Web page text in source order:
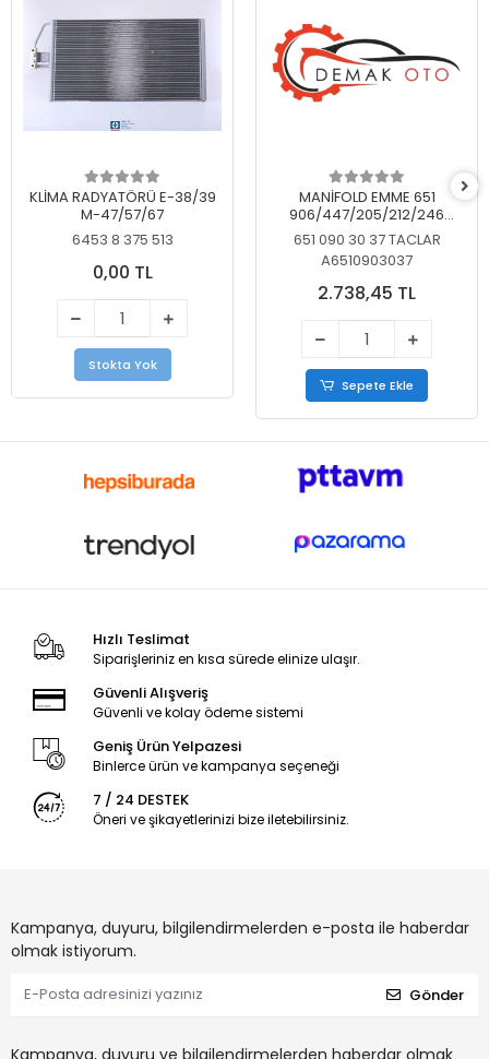
KLİMA RADYATÖRÜ E-38/39
M-47/57/67
6453 8 375 513
0,00 TL
Stokta Yok
MANİFOLD EMME 651
906/447/205/212/246
KELEBEKSİZ
651 090 30 37 TACLAR
A6510903037
2.738,45 TL
Sepete Ekle
Hızlı Teslimat
Siparişleriniz en kısa sürede elinize ulaşır.
Güvenli Alışveriş
Güvenli ve kolay ödeme sistemi
Geniş Ürün Yelpazesi
Binlerce ürün ve kampanya seçeneği
7 / 24 DESTEK
Öneri ve şikayetlerinizi bize iletebilirsiniz.
Kampanya, duyuru, bilgilendirmelerden e-posta ile haberdar
olmak istiyorum.
Gönder
Kampanya, duyuru ve bilgilendirmelerden haberdar olmak